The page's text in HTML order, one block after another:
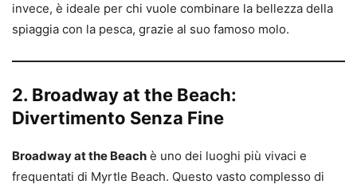
invece, è ideale per chi vuole combinare la bellezza della
spiaggia con la pesca, grazie al suo famoso molo.
2. Broadway at the Beach:
Divertimento Senza Fine
Broadway at the Beach è uno dei luoghi più vivaci e
frequentati di Myrtle Beach. Questo vasto complesso di